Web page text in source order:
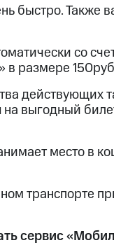
оператора
скидкиВсе
быстро. Также
со
в размере
действующих
выгодный
место в
транспорте
сервис